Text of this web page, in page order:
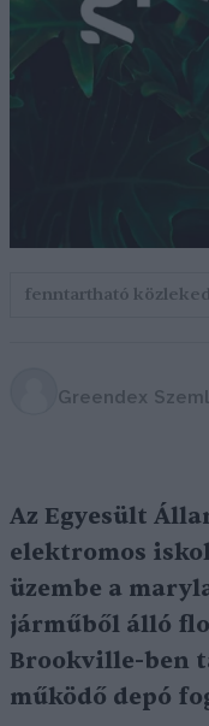
fenntartható
Greendex
Az Egyesült
elektromos
üzembe a
járműből álló
Brookville-ben
működő depó